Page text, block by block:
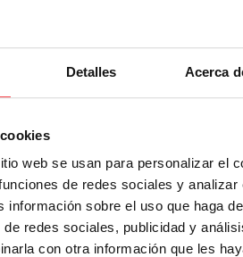
Detalles Acerca
web se usan para personalizar el
de redes sociales y analizar
información sobre el uso que haga
redes sociales, publicidad y
con otra información que les